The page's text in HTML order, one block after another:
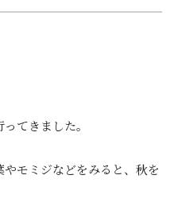
てきました。
モミジなどをみると、秋を